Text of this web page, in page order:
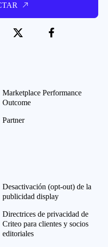
Marketplace Performance
Outcome
Partner
Desactivación (opt-out) de la
publicidad display
Directrices de privacidad de
Criteo para clientes y socios
editoriales